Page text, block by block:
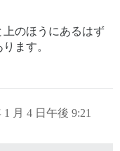
のほうにあるはず
ます。
1 月 4 日午後 9:21